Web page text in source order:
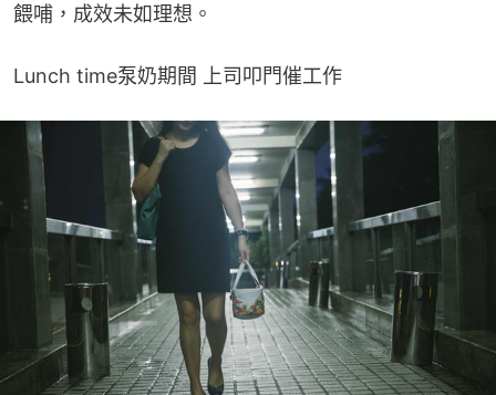
餵哺，成效未如理想。
Lunch time泵奶期間 上司叩門催工作